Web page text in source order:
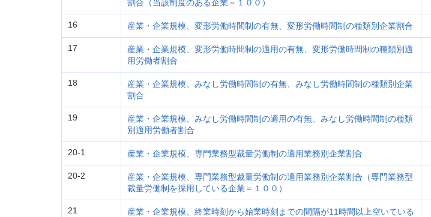
割合（当該制度のある企業＝１００）
16 産業・企業規模、変形労働時間制の有無、変形労働時間制の種類別企業割合
17
産業・企業規模、変形労働時間制の適用の有無、変形労働時間制の種類別適
用労働者割合
18
産業・企業規模、みなし労働時間制の有無、みなし労働時間制の種類別企業
割合
19
産業・企業規模、みなし労働時間制の適用の有無、みなし労働時間制の種類
別適用労働者割合
20-1 産業・企業規模、専門業務型裁量労働制の適用業務別企業割合
20-2
産業・企業規模、専門業務型裁量労働制の適用業務別企業割合（専門業務型
裁量労働制を採用している企業＝１００）
21
産業・企業規模、終業時刻から始業時刻までの間隔が11時間以上空いている